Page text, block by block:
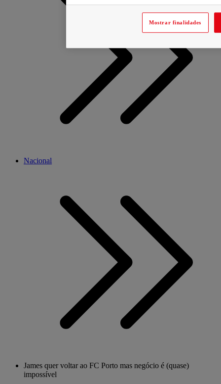
Nacional
James quer voltar ao FC Porto mas negócio é (quase)
impossível
Mostrar finalidades